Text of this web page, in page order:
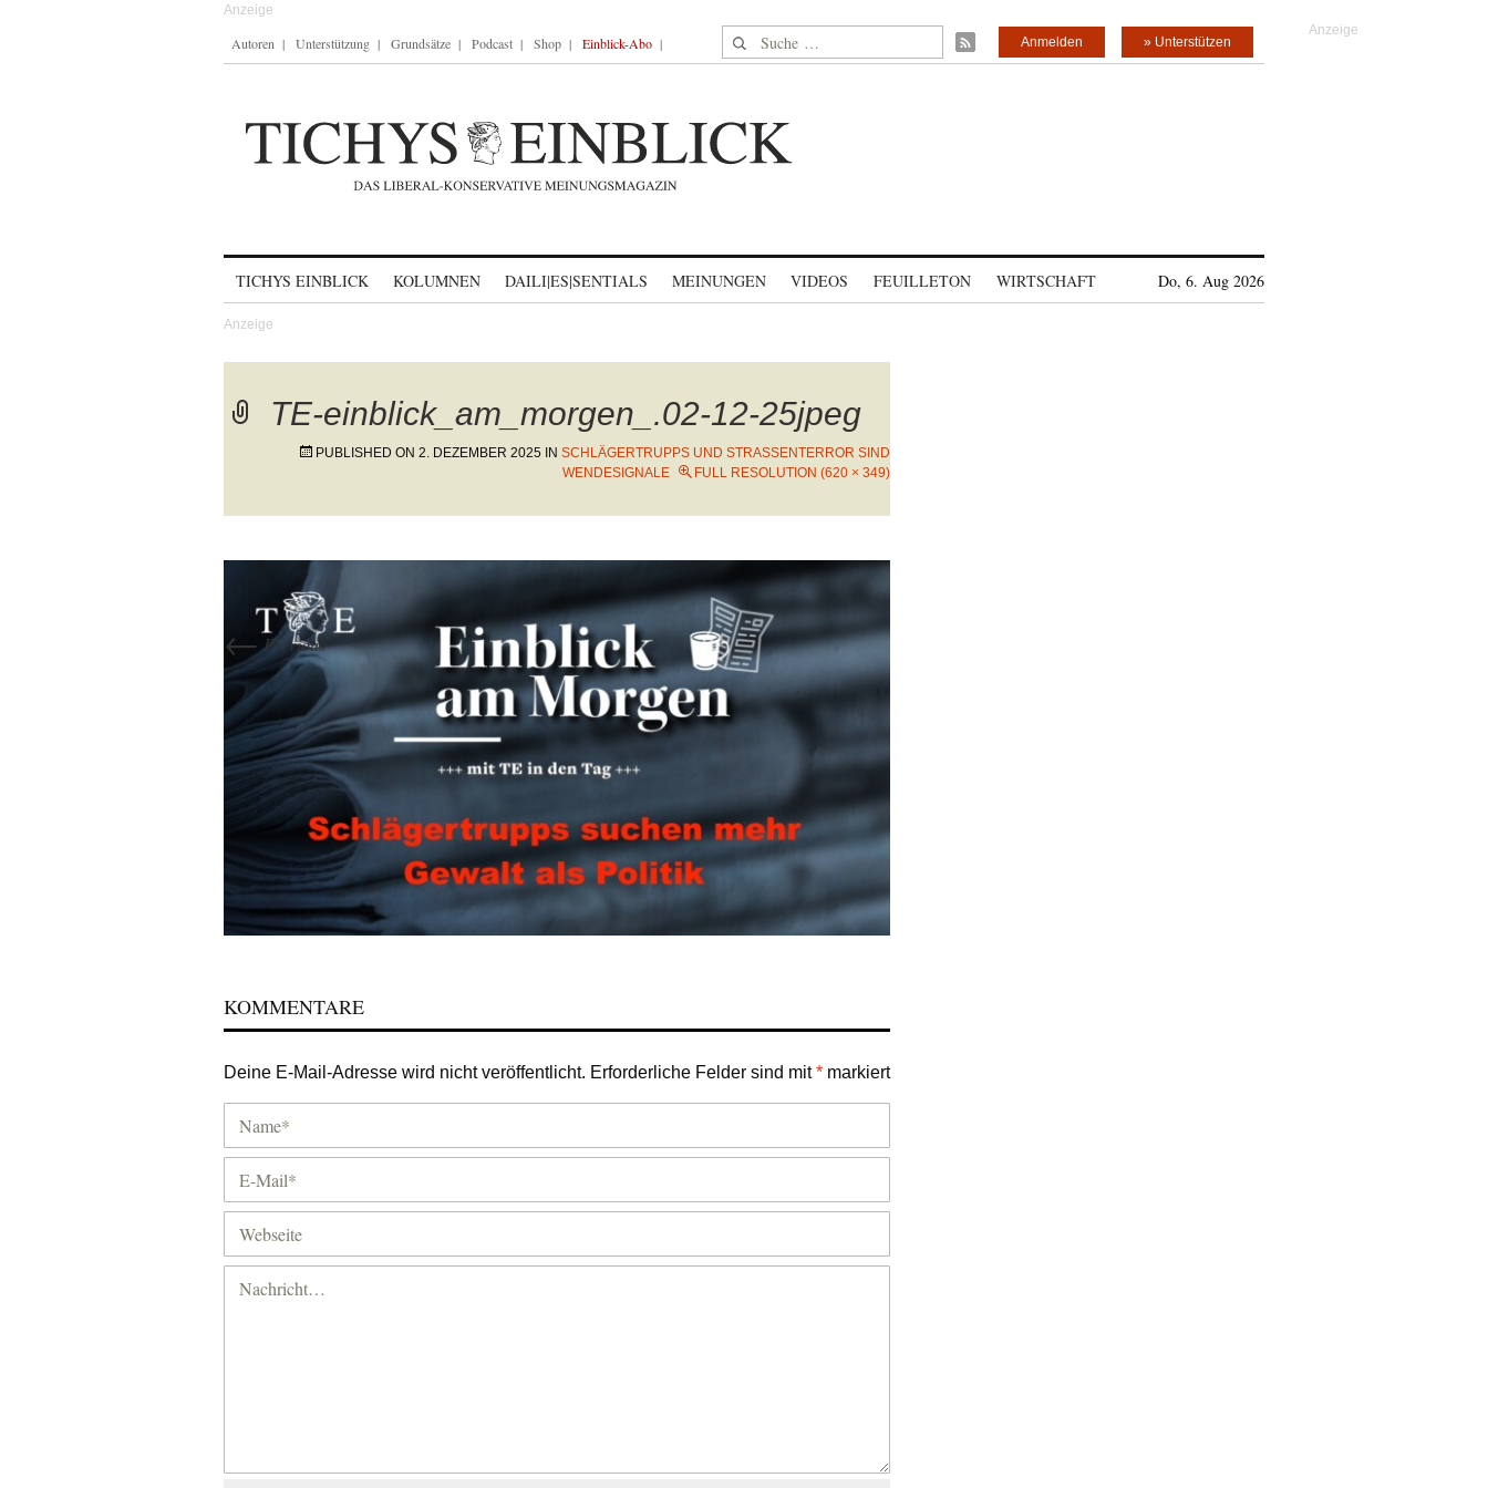
Autoren Unterstützung Grundsätze Podcast Shop Einblick-Abo Suche nach: » Unterstützen
Anmelden
TICHYS EINBLICK KOLUMNEN DAILI|ES|SENTIALS MEINUNGEN VIDEOS FEUILLETON WIRTSCHAFT Do, 6. Aug 2026
TE-einblick_am_morgen_.02-12-25jpeg
PUBLISHED ON 2. DEZEMBER 2025 IN SCHLÄGERTRUPPS UND STRASSENTERROR SIND W
ENDESIGNALE
FULL RESOLUTION (620 × 349)
←Previous
KOMMENTARE
Deine E-Mail-Adresse wird nicht veröffentlicht. Erforderliche Felder sind mit* markiert